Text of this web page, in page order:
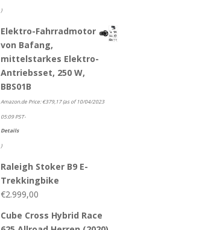
)
Elektro-Fahrradmotor
von Bafang,
mittelstarkes Elektro-
Antriebsset, 250 W,
BBS01B
Amazon.de Price:€379,17(as of 10/04/2023
05:09 PST-
Details
)
Raleigh Stoker B9 E-
Trekkingbike
€2.999,00
Cube Cross Hybrid Race